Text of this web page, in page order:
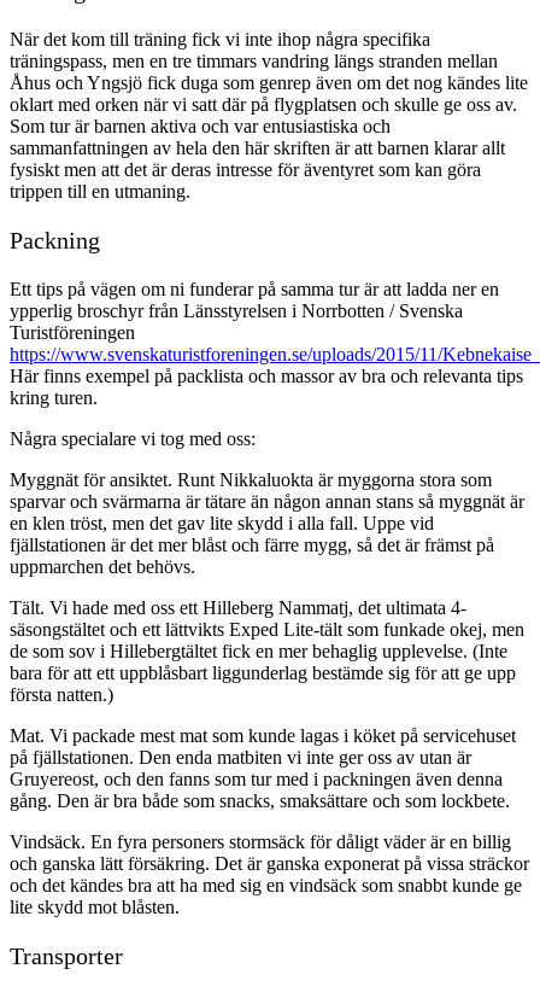
När det kom till träning fick vi inte ihop några specifika
träningspass, men en tre timmars vandring längs stranden mellan
Åhus och Yngsjö fick duga som genrep även om det nog kändes lite
oklart med orken när vi satt där på flygplatsen och skulle ge oss av.
Som tur är barnen aktiva och var entusiastiska och
sammanfattningen av hela den här skriften är att barnen klarar allt
fysiskt men att det är deras intresse för äventyret som kan göra
trippen till en utmaning.
Packning
Ett tips på vägen om ni funderar på samma tur är att ladda ner en
ypperlig broschyr från Länsstyrelsen i Norrbotten / Svenska
Turistföreningen
https://www.svenskaturistforeningen.se/uploads/2015/11/
Här finns exempel på packlista och massor av bra och relevanta tips
kring turen.
Några specialare vi tog med oss:
Myggnät för ansiktet. Runt Nikkaluokta är myggorna stora som
sparvar och svärmarna är tätare än någon annan stans så myggnät är
en klen tröst, men det gav lite skydd i alla fall. Uppe vid
fjällstationen är det mer blåst och färre mygg, så det är främst på
uppmarchen det behövs.
Tält. Vi hade med oss ett Hilleberg Nammatj, det ultimata 4-
säsongstältet och ett lättvikts Exped Lite-tält som funkade okej, men
de som sov i Hillebergtältet fick en mer behaglig upplevelse. (Inte
bara för att ett uppblåsbart liggunderlag bestämde sig för att ge upp
första natten.)
Mat. Vi packade mest mat som kunde lagas i köket på servicehuset
på fjällstationen. Den enda matbiten vi inte ger oss av utan är
Gruyereost, och den fanns som tur med i packningen även denna
gång. Den är bra både som snacks, smaksättare och som lockbete.
Vindsäck. En fyra personers stormsäck för dåligt väder är en billig
och ganska lätt försäkring. Det är ganska exponerat på vissa sträckor
och det kändes bra att ha med sig en vindsäck som snabbt kunde ge
lite skydd mot blåsten.
Transporter